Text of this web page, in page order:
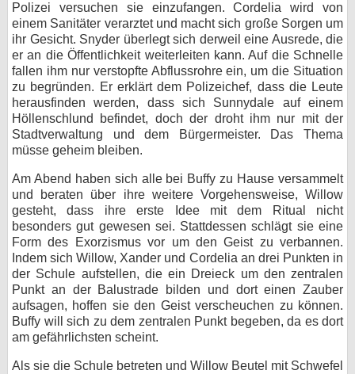
Polizei versuchen sie einzufangen. Cordelia wird von
einem Sanitäter verarztet und macht sich große Sorgen um
ihr Gesicht. Snyder überlegt sich derweil eine Ausrede, die
er an die Öffentlichkeit weiterleiten kann. Auf die Schnelle
fallen ihm nur verstopfte Abflussrohre ein, um die Situation
zu begründen. Er erklärt dem Polizeichef, dass die Leute
herausfinden werden, dass sich Sunnydale auf einem
Höllenschlund befindet, doch der droht ihm nur mit der
Stadtverwaltung und dem Bürgermeister. Das Thema
müsse geheim bleiben.
Am Abend haben sich alle bei Buffy zu Hause versammelt
und beraten über ihre weitere Vorgehensweise, Willow
gesteht, dass ihre erste Idee mit dem Ritual nicht
besonders gut gewesen sei. Stattdessen schlägt sie eine
Form des Exorzismus vor um den Geist zu verbannen.
Indem sich Willow, Xander und Cordelia an drei Punkten in
der Schule aufstellen, die ein Dreieck um den zentralen
Punkt an der Balustrade bilden und dort einen Zauber
aufsagen, hoffen sie den Geist verscheuchen zu können.
Buffy will sich zu dem zentralen Punkt begeben, da es dort
am gefährlichsten scheint.
Als sie die Schule betreten und Willow Beutel mit Schwefel